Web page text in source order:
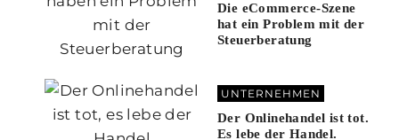
Die eCommerce-Szene
hat ein Problem mit der
Steuerberatung
UNTERNEHMEN
Der Onlinehandel ist tot.
Es lebe der Handel.